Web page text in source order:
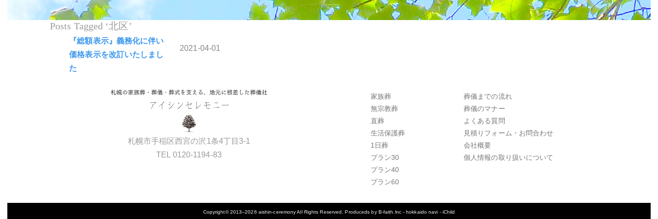
プラン60
Posts Tagged ‘北区’
『総額表示』義務化に伴い
価格表示を改訂いたしまし
た
2021-04-01
札幌市手稲区西宮の沢1条4丁目3-1
TEL 0120-1194-83
家族葬
無宗教葬
直葬
生活保護葬
1日葬
プラン30
プラン40
プラン60
葬儀までの流れ
葬儀のマナー
よくある質問
見積りフォーム・お問合わせ
会社概要
個人情報の取り扱いについて
Copyright© 2013–2026 aishin-ceremonyAll Rights Reserved. Produceds by B-faith.lnc-hokkaido navi - iChild